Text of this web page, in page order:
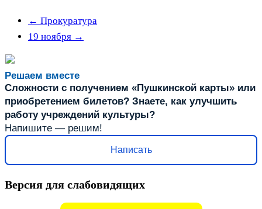
← Прокуратура
19 ноября →
Решаем вместе
Сложности с получением «Пушкинской карты» или
приобретением билетов? Знаете, как улучшить
работу учреждений культуры?
Напишите — решим!
Написать
Версия для слабовидящих